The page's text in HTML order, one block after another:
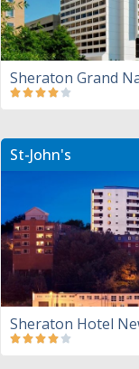
Sheraton Grand
St-John's
Sheraton Hotel